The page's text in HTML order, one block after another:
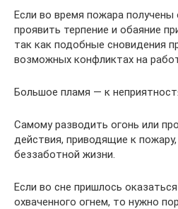
Если во время пожара получены
проявить терпение и обаяние
так как подобные сновидения
возможных конфликтах на
Большое пламя — к
Самому разводить огонь или
действия, приводящие к
беззаботной жизни.
Если во сне пришлось
охваченного огнем, то нужно